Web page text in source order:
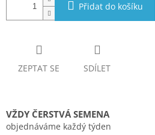
Přidat do košíku
ZEPTAT SE SDÍLET
VŽDY ČERSTVÁ SEMENA
objednáváme každý týden